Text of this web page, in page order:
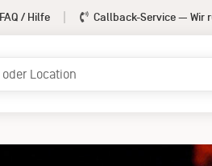
FAQ / Hilfe Callback-Service — Wir
Booking-Artist: John